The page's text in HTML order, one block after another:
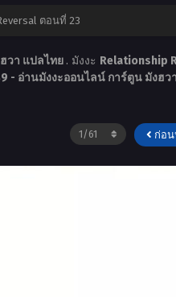
ตอนที่ 23
วา แปลไทย . มังงะ Relationship
- อ่านมังงะออนไลน์ การ์ตูน มังฮว
ก่อ